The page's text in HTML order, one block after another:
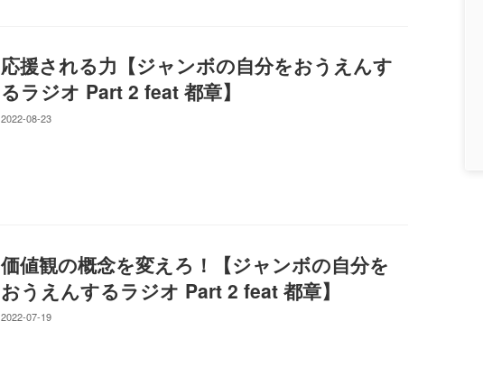
応援される力【ジャンボの自分をおうえんす
るラジオ Part 2 feat 都章】
2022-08-23
価値観の概念を変えろ！【ジャンボの自分を
おうえんするラジオ Part 2 feat 都章】
2022-07-19